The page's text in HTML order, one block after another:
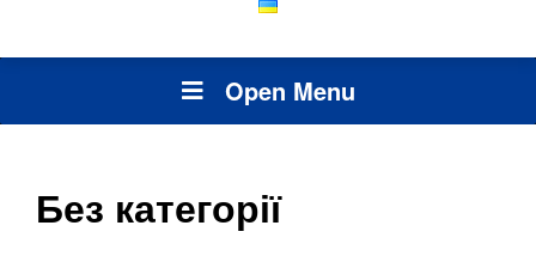
Open Menu
Без категорії